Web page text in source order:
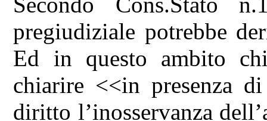
pregiudiziale potrebbe
Ed in questo ambito
chiarire <<in presenza
diritto l’inosservanza